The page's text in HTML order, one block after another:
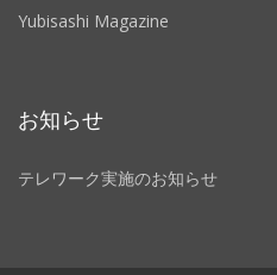
Yubisashi Magazine
お知らせ
テレワーク実施のお知らせ